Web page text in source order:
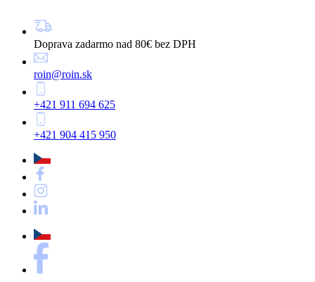
Doprava zadarmo nad 80€ bez DPH
roin@roin.sk
+421 911 694 625
+421 904 415 950